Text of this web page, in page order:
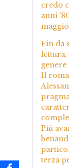
credo
anni
Fin da
lettura,
Il
Più
terza